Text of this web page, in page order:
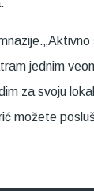
jednim
za svoju
možete